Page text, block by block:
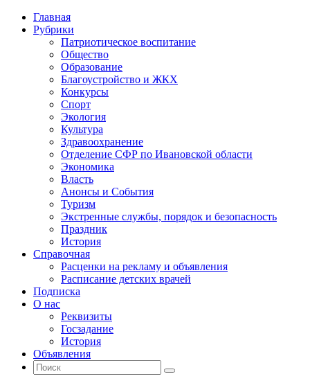
Главная
Рубрики
Патриотическое воспитание
Общество
Образование
Благоустройство и ЖКХ
Конкурсы
Спорт
Экология
Культура
Здравоохранение
Отделение СФР по Ивановской области
Экономика
Власть
Анонсы и События
Туризм
Экстренные службы, порядок и безопасность
Праздник
История
Справочная
Расценки на рекламу и объявления
Расписание детских врачей
Подписка
О нас
Реквизиты
Госзадание
История
Объявления
Поиск
Искать:
Поиск